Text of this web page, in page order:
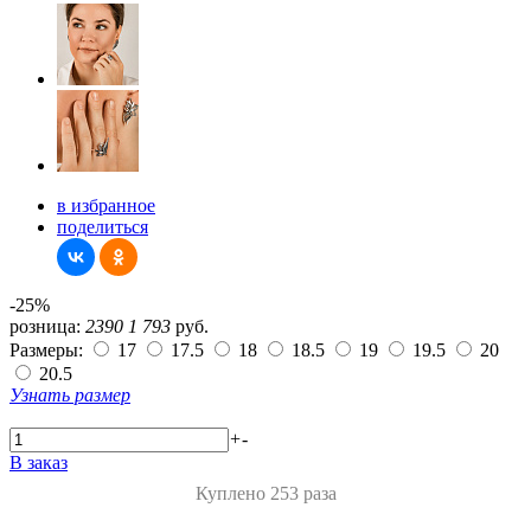
в избранное
поделиться
-25%
розница: 2390 1 793 руб.
Размеры:
17 17.5 18 18.5 19 19.5
20
20.5
Узнать размер
+-
В заказ
Куплено 253 раза